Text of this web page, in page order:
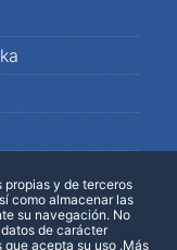
propias y de terceros
como almacenar las
su navegación. No
de carácter
que acepta su uso .Más